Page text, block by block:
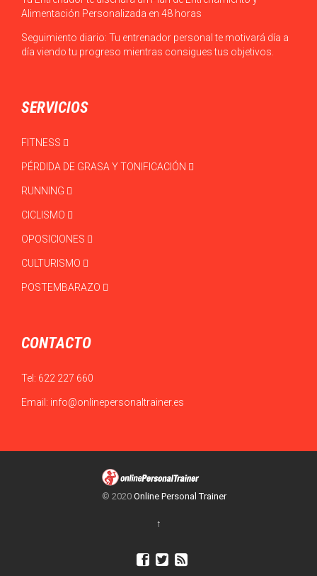
Alimentación Personalizada en 48 horas
Seguimiento diario: Tu entrenador personal te motivará día a
día viendo tu progreso mientras consigues tus objetivos.
SERVICIOS
FITNESS
PÉRDIDA DE GRASA Y TONIFICACIÓN
RUNNING
CICLISMO
OPOSICIONES
CULTURISMO
POSTEMBARAZO
CONTACTO
Tel: 622 227 660
Email: info@onlinepersonaltrainer.es
© 2020 Online Personal Trainer
↑
  